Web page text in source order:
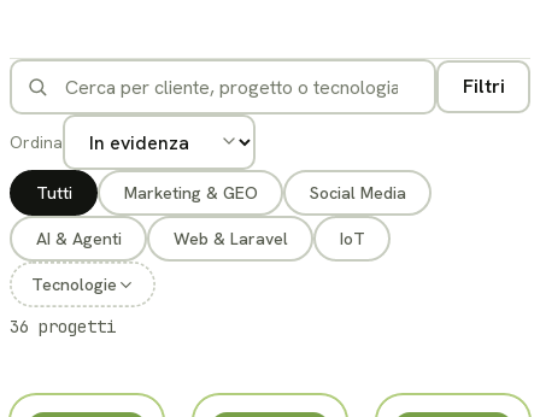
Filtri
Ordina
Tutti Marketing & GEO Social Media
AI & Agenti Web & Laravel IoT
Tecnologie
36 progetti